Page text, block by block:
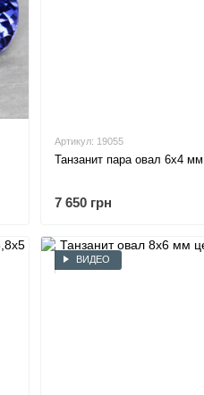
Артикул: 19055
Танзанит пара овал 6х4 мм
7 650 грн
ВИДЕО